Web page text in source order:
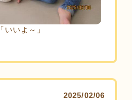
「いいよ～」
2025/02/06